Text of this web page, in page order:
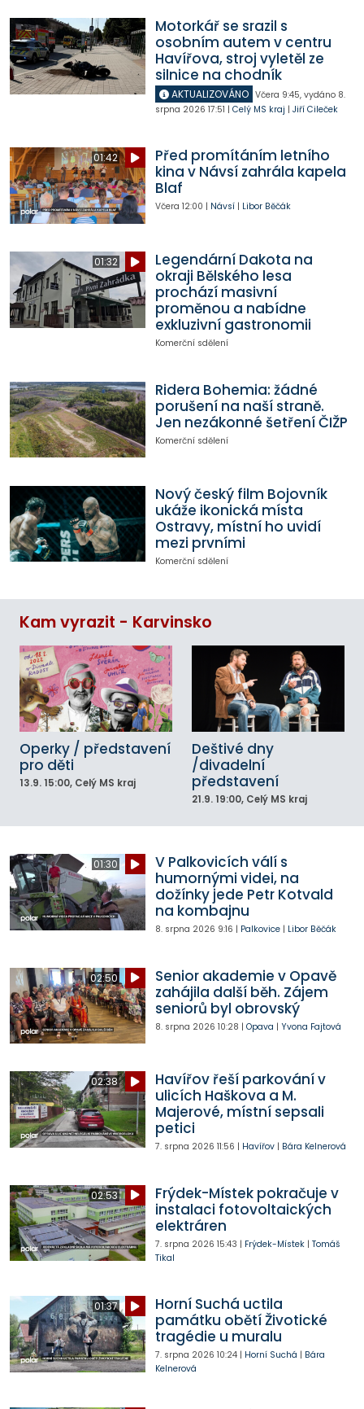
Motorkář se srazil s
osobním autem v centru
Havířova, stroj vyletěl ze
silnice na chodník
AKTUALIZOVÁNO Včera 9:45, vydáno 8.
srpna 2026 17:51 | Celý MS kraj | Jiří Cileček
01:42
Před promítáním letního
kina v Návsí zahrála kapela
Blaf
Včera 12:00 | Návsí| Libor Běčák
01:32
Legendární Dakota na
okraji Bělského lesa
prochází masivní
proměnou a nabídne
exkluzivní gastronomii
Komerční sdělení
Ridera Bohemia: žádné
porušení na naší straně.
Jen nezákonné šetření ČIŽP
Komerční sdělení
Nový český film Bojovník
ukáže ikonická místa
Ostravy, místní ho uvidí
mezi prvními
Komerční sdělení
Kam vyrazit - Karvinsko
Operky / představení
pro děti
13.9. 15:00, Celý MS kraj
Deštivé dny
/divadelní
představení
21.9. 19:00, Celý MS kraj
01:30
V Palkovicích válí s
humornými videi, na
dožínky jede Petr Kotvald
na kombajnu
8. srpna 2026 9:16 | Palkovice| Libor Běčák
02:50
Senior akademie v Opavě
zahájila další běh. Zájem
seniorů byl obrovský
8. srpna 2026 10:28 | Opava | Yvona Fajtová
02:38
Havířov řeší parkování v
ulicích Haškova a M.
Majerové, místní sepsali
petici
7. srpna 2026 11:56 | Havířov| Bára Kelnerová
02:53
Frýdek-Místek pokračuje v
instalaci fotovoltaických
elektráren
7. srpna 2026 15:43 | Frýdek-Místek| Tomáš
Tikal
01:37
Horní Suchá uctila
památku obětí Životické
tragédie u muralu
7. srpna 2026 10:24| Horní Suchá | Bára
Kelnerová